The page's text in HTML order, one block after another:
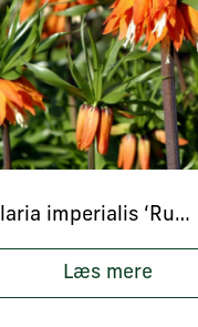
Fritillaria imperialis ‘Rubra Maxima’
Læs mere